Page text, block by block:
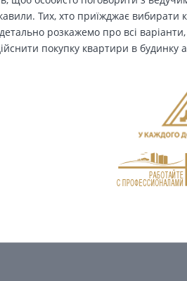
Тих, хто приїжджає
розкажемо про всі
покупку квартири в будинку